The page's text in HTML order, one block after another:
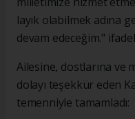
layık olabilmek adına
devam edeceğim."
Ailesine, dostlarına ve
dolayı teşekkür eden
temenniyle tamamladı: